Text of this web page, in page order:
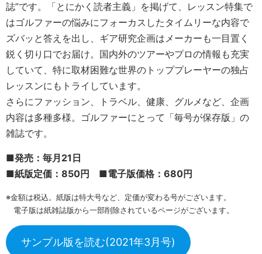
誌”です。「とにかく読者主義」を掲げて、レッスン特集で
はゴルファーの悩みにフォーカスしたタイムリーな内容で
ズバッと答えを出し、ギア研究企画はメーカーも一目置く
鋭く切り口でお届け。国内外のツアーやプロの情報も充実
していて、特に取材困難な世界のトッププレーヤーの独占
レッスンにもトライしています。
さらにファッション、トラベル、健康、グルメなど、企画
内容は多種多様。ゴルファーにとって「毎号が保存版」の
雑誌です。
■発売：毎月21日
■紙版定価：850円 ■電子版価格：680円
※金額は税込。紙版は特大号など、定価が変わる号がございます。
電子版は紙雑誌版から一部削除されているページがございます。
サンプル版を読む(2021年3月号)